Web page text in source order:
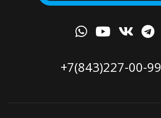
+7(843)227-00-99